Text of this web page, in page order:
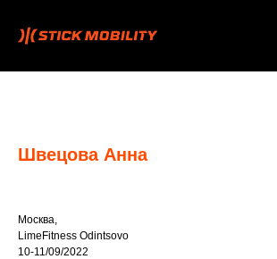
Швецова Анна
Москва,
LimeFitness Odintsovo
10-11/09/2022